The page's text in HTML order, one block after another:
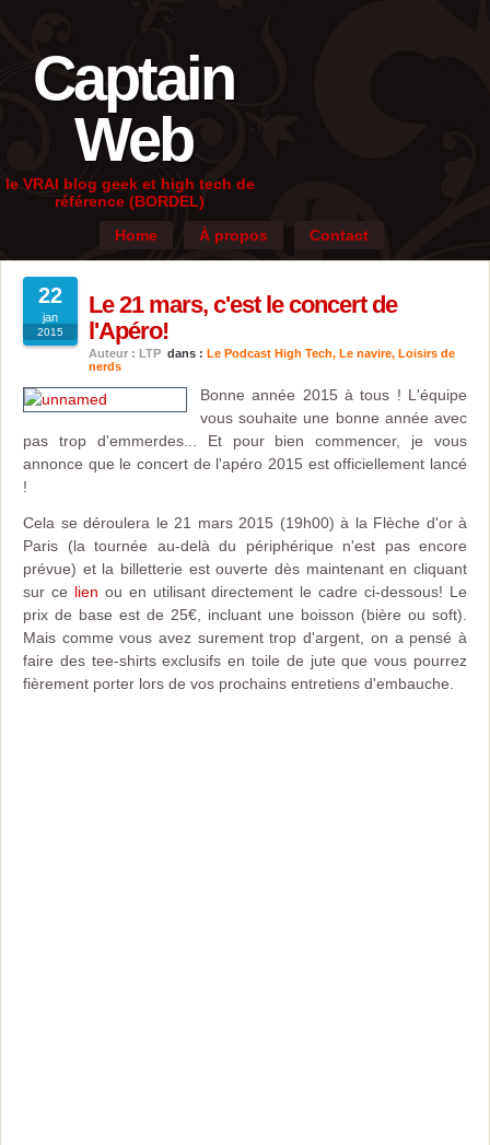
Captain
Web
le VRAI blog geek et high tech de
référence (BORDEL)
Home
À propos Contact
22
jan
2015
Le 21 mars, c'est le concert de
l'Apéro!
Auteur : LTP dans : Le Podcast High Tech, Le navire, Loisirs de
nerds
Bonne année 2015 à tous ! L'équipe
vous souhaite une bonne année avec
pas trop d'emmerdes... Et pour bien commencer, je vous
annonce que le concert de l'apéro 2015 est officiellement lancé
!
Cela se déroulera le 21 mars 2015 (19h00) à la Flèche d'or à
Paris (la tournée au-delà du périphérique n'est pas encore
prévue) et la billetterie est ouverte dès maintenant en cliquant
sur ce lien ou en utilisant directement le cadre ci-dessous! Le
prix de base est de 25€, incluant une boisson (bière ou soft).
Mais comme vous avez surement trop d'argent, on a pensé à
faire des tee-shirts exclusifs en toile de jute que vous pourrez
fièrement porter lors de vos prochains entretiens d'embauche.